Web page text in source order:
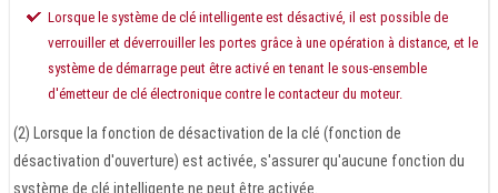
Lorsque le système de clé intelligente est désactivé, il est possible de
verrouiller et déverrouiller les portes grâce à une opération à distance, et le
système de démarrage peut être activé en tenant le sous-ensemble
d'émetteur de clé électronique contre le contacteur du moteur.
(2) Lorsque la fonction de désactivation de la clé (fonction de
désactivation d'ouverture) est activée, s'assurer qu'aucune fonction du
système de clé intelligente ne peut être activée.